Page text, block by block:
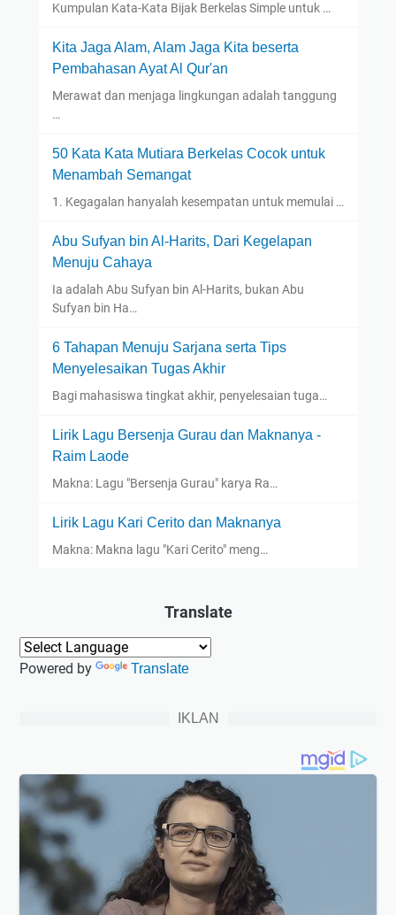
Kumpulan Kata-Kata Bijak Berkelas Simple untuk …
Kita Jaga Alam, Alam Jaga Kita beserta
Pembahasan Ayat Al Qur'an
Merawat dan menjaga lingkungan adalah tanggung
…
50 Kata Kata Mutiara Berkelas Cocok untuk
Menambah Semangat
1. Kegagalan hanyalah kesempatan untuk memulai …
Abu Sufyan bin Al-Harits, Dari Kegelapan
Menuju Cahaya
Ia adalah Abu Sufyan bin Al-Harits, bukan Abu
Sufyan bin Ha…
6 Tahapan Menuju Sarjana serta Tips
Menyelesaikan Tugas Akhir
Bagi mahasiswa tingkat akhir, penyelesaian tuga…
Lirik Lagu Bersenja Gurau dan Maknanya -
Raim Laode
Makna: Lagu "Bersenja Gurau" karya Ra…
Lirik Lagu Kari Cerito dan Maknanya
Makna: Makna lagu "Kari Cerito" meng…
Translate
Powered by Translate
IKLAN